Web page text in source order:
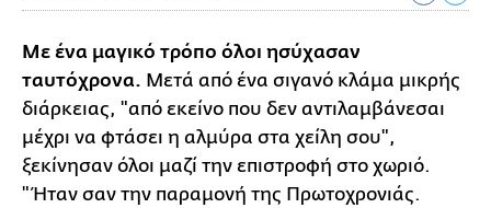
Με ένα μαγικό τρόπο όλοι ησύχασαν
ταυτόχρονα. Μετά από ένα σιγανό κλάμα μικρής
διάρκειας, "από εκείνο που δεν αντιλαμβάνεσαι
μέχρι να φτάσει η αλμύρα στα χείλη σου",
ξεκίνησαν όλοι μαζί την επιστροφή στο χωριό.
"Ήταν σαν την παραμονή της Πρωτοχρονιάς.